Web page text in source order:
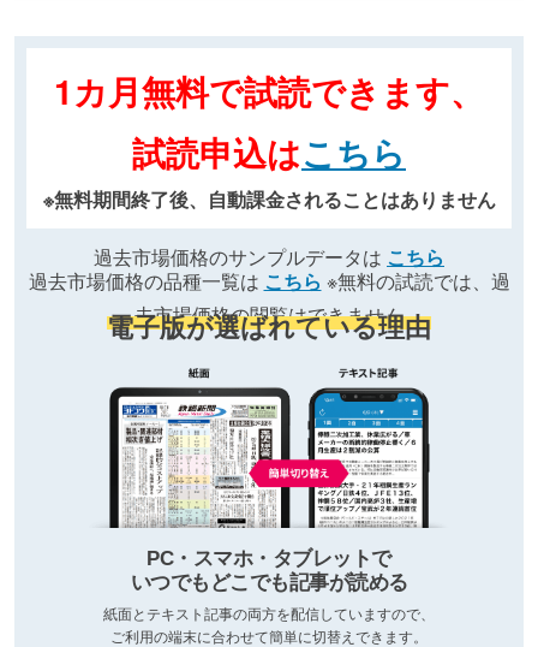
1カ月無料で試読できます、
試読申込はこちら
※無料期間終了後、自動課金されることはありません
過去市場価格のサンプルデータは こちら
過去市場価格の品種一覧は こちら ※無料の試読では、過
去市場価格の閲覧はできません
電子版が選ばれている理由
PC・スマホ・タブレットで
いつでもどこでも記事が読める
紙面とテキスト記事の両方を配信していますので、
ご利用の端末に合わせて簡単に切替えできます。